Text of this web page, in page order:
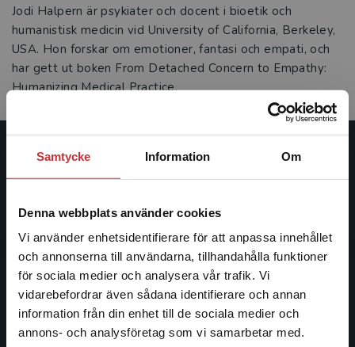
Samtycke Information Om
Denna webbplats använder cookies
Vi använder enhetsidentifierare för att anpassa innehållet
och annonserna till användarna, tillhandahålla funktioner
för sociala medier och analysera vår trafik. Vi
vidarebefordrar även sådana identifierare och annan
information från din enhet till de sociala medier och
annons- och analysföretag som vi samarbetar med.
Begränsad fraktregion
Jodi Halpern är psykiater och docent i bioetik och
humanistisk medicin vid University of California, Berkeley,
USA. Hon forskar om emotioner, fantasi och empati, och
har gett ut boken From Detached Concern to Empathy:
Humanizing Medical Practice.
Studentlitteratur
ledande utbildningsförlag. Med läromedel, kurslitteratur,
facklitteratur, utbildningar och digitala
informationstjänster i utbudet, finns Studentlitteratur med
längs hela kunskapsresan.
Kontakta oss